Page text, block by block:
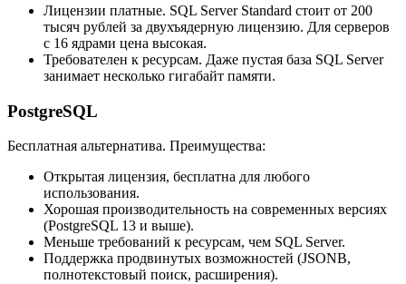
Лицензии платные. SQL Server Standard стоит от 200
тысяч рублей за двухъядерную лицензию. Для серверов
с 16 ядрами цена высокая.
Требователен к ресурсам. Даже пустая база SQL Server
занимает несколько гигабайт памяти.
PostgreSQL
Бесплатная альтернатива. Преимущества:
Открытая лицензия, бесплатна для любого
использования.
Хорошая производительность на современных версиях
(PostgreSQL 13 и выше).
Меньше требований к ресурсам, чем SQL Server.
Поддержка продвинутых возможностей (JSONB,
полнотекстовый поиск, расширения).